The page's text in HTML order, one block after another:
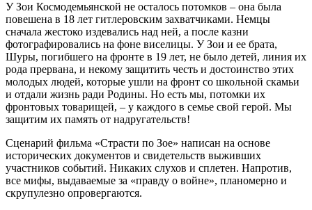
У Зои Космодемьянской не осталось потомков – она была
повешена в 18 лет гитлеровским захватчиками. Немцы
сначала жестоко издевались над ней, а после казни
фотографировались на фоне виселицы. У Зои и ее брата,
Шуры, погибшего на фронте в 19 лет, не было детей, линия их
рода прервана, и некому защитить честь и достоинство этих
молодых людей, которые ушли на фронт со школьной скамьи
и отдали жизнь ради Родины. Но есть мы, потомки их
фронтовых товарищей, – у каждого в семье свой герой. Мы
защитим их память от надругательств!
Сценарий фильма «Страсти по Зое» написан на основе
исторических документов и свидетельств выживших
участников событий. Никаких слухов и сплетен. Напротив,
все мифы, выдаваемые за «правду о войне», планомерно и
скрупулезно опровергаются.